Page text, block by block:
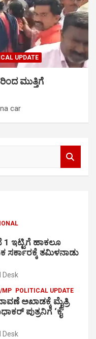
UPDATE
ಮುತ್ತಿಗೆ
car
ಇಟ್ಟಿಗೆ ಹಾಕಲೂ
ಸರ್ಕಾರಕ್ಕೆ ತಮಿಳನಾಡು
Desk
MP POLITICAL UPDATE
ಅಖಾಡಕ್ಕೆ ಮೈತ್ರಿ
ಪುತ್ರನಿಗೆ ‘ಕೈ’
Desk